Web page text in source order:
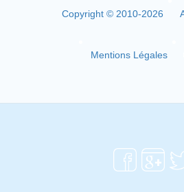
Copyright © 2010-2026
Mentions Légales